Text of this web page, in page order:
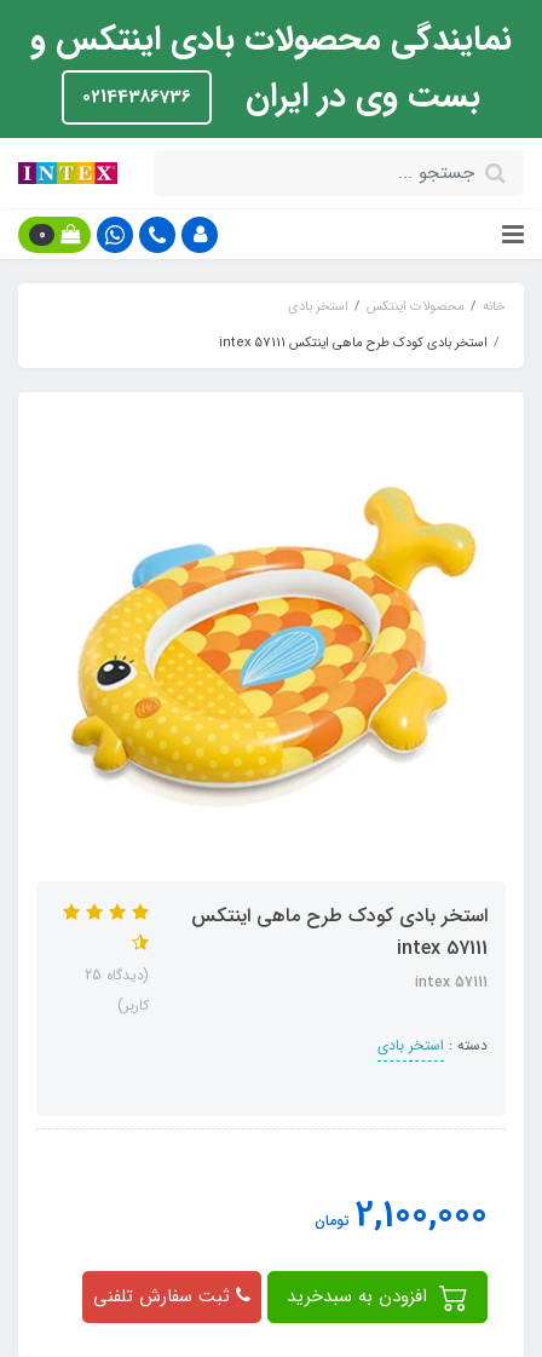
نمایندگی محصولات بادی اینتکس و
بست وی در ایران
02144386736
0
خانه محصولات اینتکس
استخر بادی
استخر بادی کودک طرح ماهی اینتکس intex 57111
استخر بادی کودک طرح ماهی اینتکس
intex 57111
intex 57111
دسته : استخر بادی
(دیدگاه 25
کاربر)
2,100,000 تومان
ثبت سفارش تلفنی